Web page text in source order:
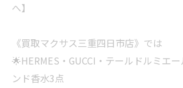
へ】
《買取マクサス三重四日市店》では
🌟HERMES・GUCCI・テールドルミエ
ンド香水3点